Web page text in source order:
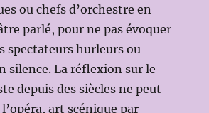
ou chefs d’orchestre en
parlé, pour ne pas évoquer
spectateurs hurleurs ou
silence. La réflexion sur le
depuis des siècles ne peut
art scénique par